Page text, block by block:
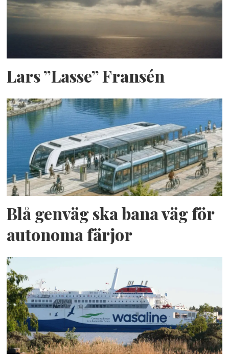
Lars ”Lasse” Fransén
Blå genväg ska bana väg för
autonoma färjor